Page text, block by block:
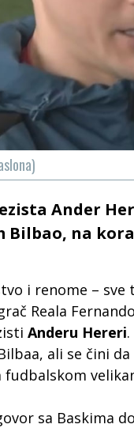
Ander
na
i renome – sve
Reala
Anderu Hereri
ali se čini
sa Baskima